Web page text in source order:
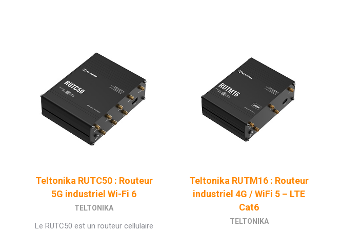
Teltonika RUTC50 : Routeur
5G industriel Wi-Fi 6
TELTONIKA
Le RUTC50 est un routeur cellulaire
Teltonika RUTM16 : Routeur
industriel 4G / WiFi 5 – LTE
Cat6
TELTONIKA